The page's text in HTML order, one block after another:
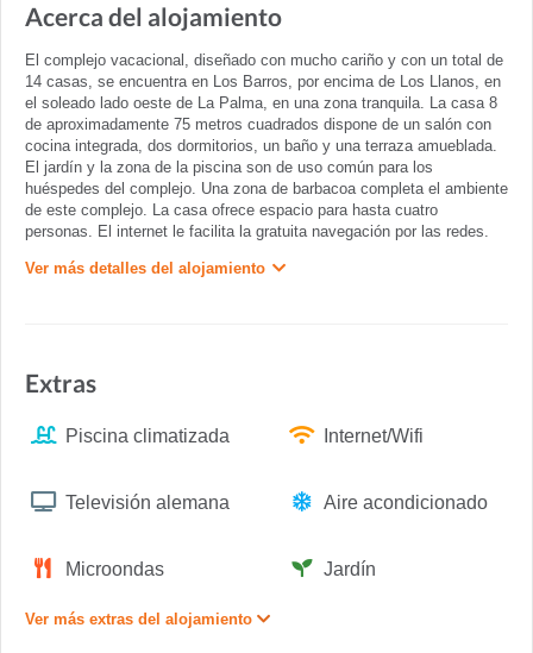
Acerca del alojamiento
El complejo vacacional, diseñado con mucho cariño y con un total de
14 casas, se encuentra en Los Barros, por encima de Los Llanos, en
el soleado lado oeste de La Palma, en una zona tranquila. La casa 8
de aproximadamente 75 metros cuadrados dispone de un salón con
cocina integrada, dos dormitorios, un baño y una terraza amueblada.
El jardín y la zona de la piscina son de uso común para los
huéspedes del complejo. Una zona de barbacoa completa el ambiente
de este complejo. La casa ofrece espacio para hasta cuatro
personas. El internet le facilita la gratuita navegación por las redes.
Ver más detalles del alojamiento
Extras
Piscina climatizada Internet/Wifi
Televisión alemana Aire acondicionado
Microondas Jardín
Ver más extras del alojamiento